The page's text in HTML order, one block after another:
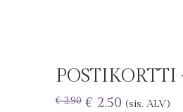
€2.90 € 2.50 (sis. ALV)